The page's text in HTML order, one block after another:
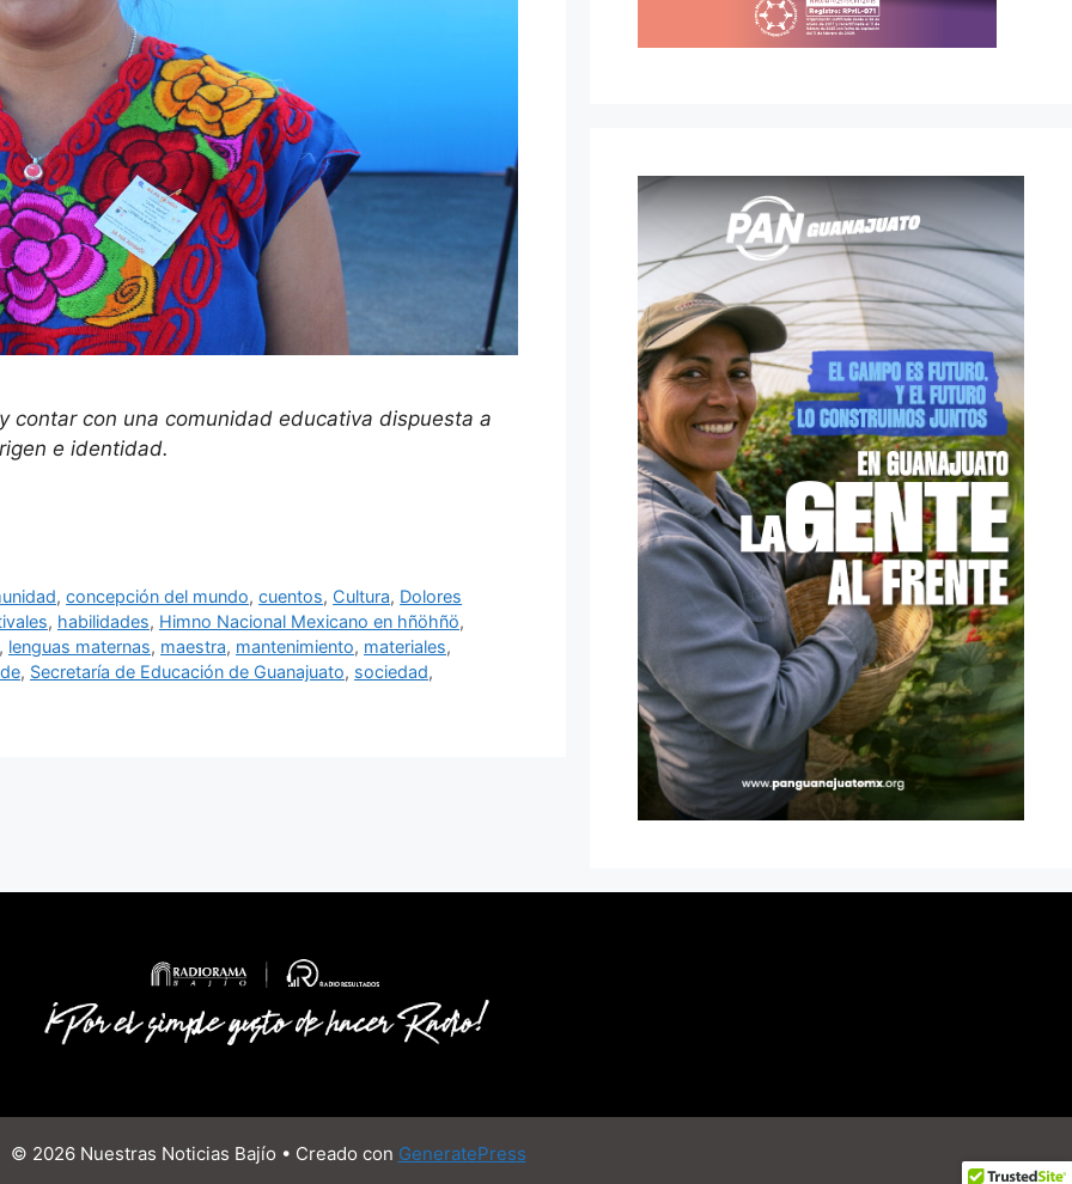
con una comunidad educativa dispuesta a
e identidad.
,concepción del mundo,cuentos, Cultura, Dolores
, habilidades, Himno Nacional Mexicano en hñöhñö,
, lenguas maternas, maestra, mantenimiento, materiales,
, Secretaría de Educación de Guanajuato, sociedad,
© 2026 Nuestras Noticias Bajío • Creado con GeneratePress